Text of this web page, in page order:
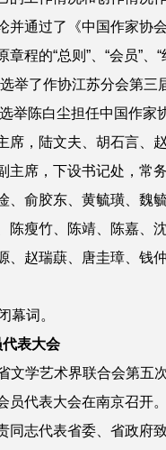
并通过了《中国作家协
程的“总则”、“会员”、“
举了作协江苏分会第三
举陈白尘担任中国作家
席，陆文夫、胡石言、
主席，下设书记处，常
、俞胶东、黄毓璜、魏
陈瘦竹、陈靖、陈嘉、
、赵瑞蕻、唐圭璋、钱
词。
表大会
学艺术界联合会第五
员代表大会在南京召开
同志代表省委、省政府